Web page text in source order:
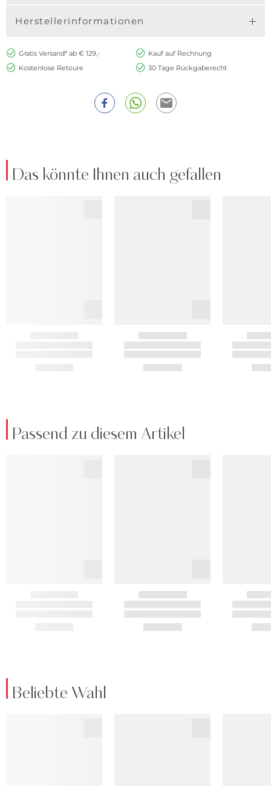
Herstellerinformationen
Gratis Versand* ab € 129,-
Kauf auf Rechnung
Kostenlose Retoure
30 Tage Rückgaberecht
Das könnte Ihnen auch gefallen
Passend zu diesem Artikel
Beliebte Wahl